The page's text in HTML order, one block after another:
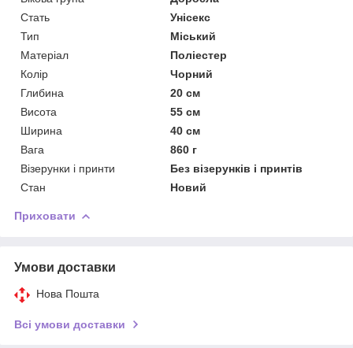
Стать
Унісекс
Тип
Міський
Матеріал
Поліестер
Колір
Чорний
Глибина
20 см
Висота
55 см
Ширина
40 см
Вага
860 г
Візерунки і принти
Без візерунків і принтів
Стан
Новий
Приховати
Умови доставки
Нова Пошта
Всі умови доставки